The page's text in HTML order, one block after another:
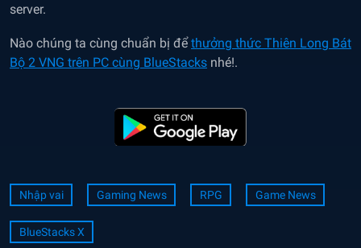
server.
Nào chúng ta cùng chuẩn bị đểthưởng thức Thiên Long Bát
Bộ 2 VNG trên PC cùng BlueStacks nhé!.
Nhập vai Gaming News RPG Game News
BlueStacks X